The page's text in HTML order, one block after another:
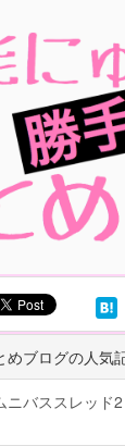
ブログの人気
ニバススレッド